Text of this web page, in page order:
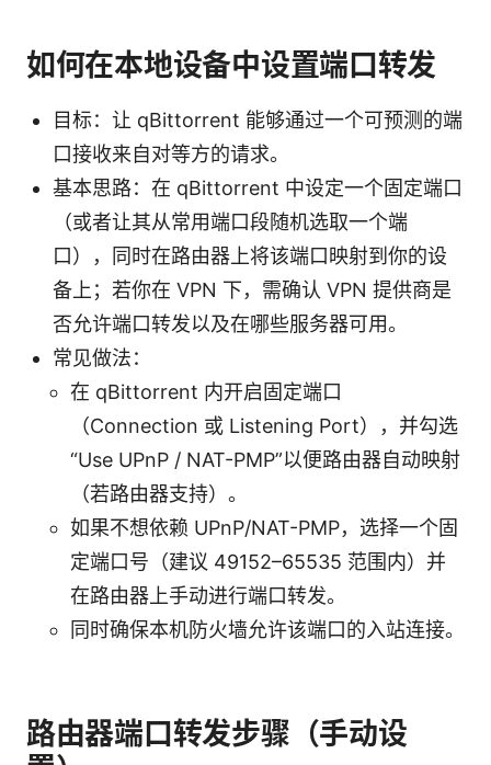
如何在本地设备中设置端口转发
目标：让 qBittorrent 能够通过一个可预测的端
口接收来自对等方的请求。
基本思路：在 qBittorrent 中设定一个固定端口
（或者让其从常用端口段随机选取一个端
口），同时在路由器上将该端口映射到你的设
备上；若你在 VPN 下，需确认 VPN 提供商是
否允许端口转发以及在哪些服务器可用。
常见做法：
在 qBittorrent 内开启固定端口
（Connection 或 Listening Port），并勾选
“Use UPnP / NAT-PMP”以便路由器自动映射
（若路由器支持）。
如果不想依赖 UPnP/NAT-PMP，选择一个固
定端口号（建议 49152–65535 范围内）并
在路由器上手动进行端口转发。
同时确保本机防火墙允许该端口的入站连接。
路由器端口转发步骤（手动设